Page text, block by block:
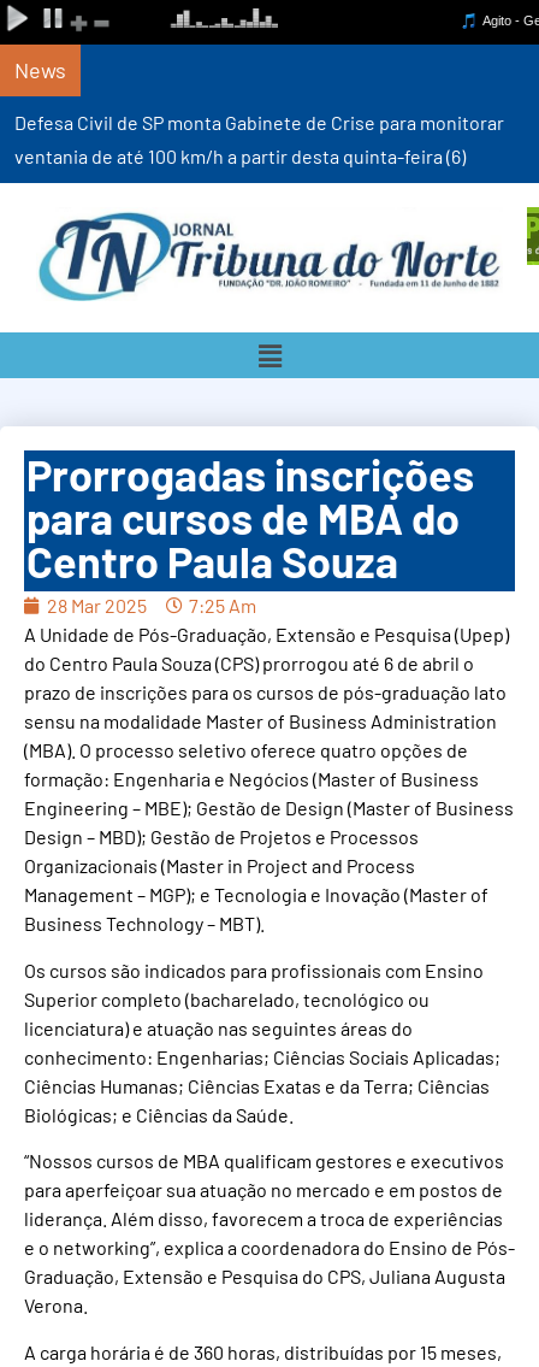
News
Defesa Civil de SP monta Gabinete de Crise para monitorar
ventania de até 100 km/h a partir desta quinta-feira (6)
Prorrogadas inscrições
para cursos de MBA do
Centro Paula Souza
28 Mar 2025
7:25 Am
A Unidade de Pós-Graduação, Extensão e Pesquisa (Upep)
do Centro Paula Souza (CPS) prorrogou até 6 de abril o
prazo de inscrições para os cursos de pós-graduação lato
sensu na modalidade Master of Business Administration
(MBA). O processo seletivo oferece quatro opções de
formação: Engenharia e Negócios (Master of Business
Engineering – MBE); Gestão de Design (Master of Business
Design – MBD); Gestão de Projetos e Processos
Organizacionais (Master in Project and Process
Management – MGP); e Tecnologia e Inovação (Master of
Business Technology – MBT).
Os cursos são indicados para profissionais com Ensino
Superior completo (bacharelado, tecnológico ou
licenciatura) e atuação nas seguintes áreas do
conhecimento: Engenharias; Ciências Sociais Aplicadas;
Ciências Humanas; Ciências Exatas e da Terra; Ciências
Biológicas; e Ciências da Saúde.
“Nossos cursos de MBA qualificam gestores e executivos
para aperfeiçoar sua atuação no mercado e em postos de
liderança. Além disso, favorecem a troca de experiências
e o networking”, explica a coordenadora do Ensino de Pós-
Graduação, Extensão e Pesquisa do CPS, Juliana Augusta
Verona.
A carga horária é de 360 horas, distribuídas por 15 meses,